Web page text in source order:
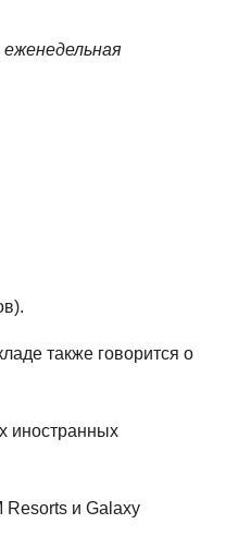
также говорится о
иностранных
Resorts и Galaxy